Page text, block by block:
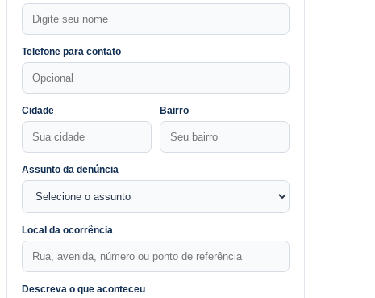
Telefone para contato
Cidade Bairro
Assunto da denúncia
Local da ocorrência
Descreva o que aconteceu